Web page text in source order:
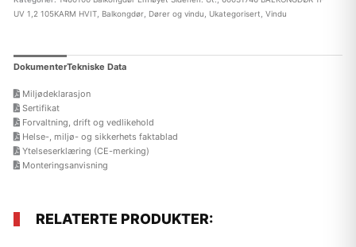
UV 1,2 105KARM HVIT, Balkongdør, Dører og vindu Ukategorisert Vindu
DokumenterTekniske Data
Miljødeklarasjon
Sertifikat
Forvaltning, drift og vedlikehold
Helse-, miljø- og sikkerhets faktablad
Ytelseserklæring (CE-merking)
Monteringsanvisning
RELATERTE PRODUKTER: